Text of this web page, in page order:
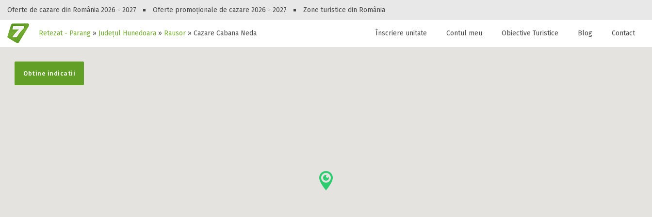
Oferte de cazare din România 2026 - 2027 Oferte promoționale de cazare 2026 - 2027 Zone turistice din România
Retezat - Parang » Județul Hunedoara » Rausor » Cazare Cabana Neda
Peste 10549 oferte de cazare!
Gasești hoteluri, pensiuni, vile, apartamente sau alte unitați de cazare la
Înscriere unitate Contul meu Obiective Turistice Blog Contact
Obtine indicatii